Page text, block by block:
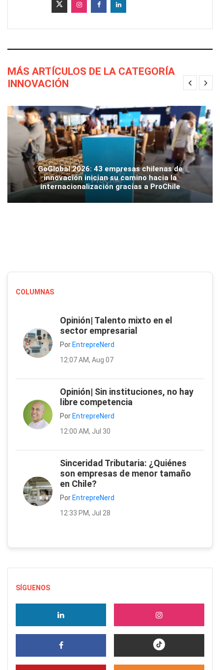
MÁS ARTÍCULOS DE LA CATEGORÍA
INNOVACIÓN
GoGlobal 2026: 43 empresas chilenas de
innovación inician su camino hacia la
internacionalización gracias a ProChile
COLUMNAS
Opinión| Talento mixto en el
sector empresarial
Por EntrepreNerd
12:07 AM, Aug 07
Opinión| Sin instituciones, no hay
libre competencia
Por EntrepreNerd
12:00 AM, Jul 30
Sinceridad Tributaria: ¿Quiénes
son empresas de menor tamaño
en Chile?
Por EntrepreNerd
12:33 PM, Jul 28
SÍGUENOS